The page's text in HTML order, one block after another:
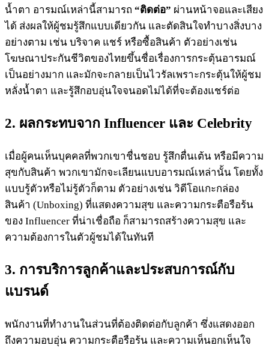
น้ำตา อารมณ์เหล่านี้สามารถ “ติดต่อ” ผ่านหน้าจอและเสียง
ได้ ส่งผลให้ผู้ชมรู้สึกแบบเดียวกัน และตัดสินใจทำบางสิ่งบาง
อย่างตาม เช่น บริจาค แชร์ หรือซื้อสินค้า ตัวอย่างเช่น
โฆษณาประกันชีวิตของไทยขึ้นชื่อเรื่องการกระตุ้นอารมณ์
เป็นอย่างมาก และมักจะกลายเป็นไวรัลเพราะกระตุ้นให้ผู้ชม
หลั่งน้ำตา และรู้สึกอบอุ่นใจจนอดไม่ได้ที่จะต้องแชร์ต่อ
2. ผลกระทบจาก Influencer และ Celebrity
เมื่อผู้คนเห็นบุคคลที่พวกเขาชื่นชอบ รู้สึกตื่นเต้น หรือมีความ
สุขกับสินค้า พวกเขามักจะเลียนแบบอารมณ์เหล่านั้น โดยทั้ง
แบบรู้ตัวหรือไม่รู้ตัวก็ตาม ตัวอย่างเช่น วิดีโอแกะกล่อง
สินค้า (Unboxing) ที่แสดงความสุข และความกระตือรือร้น
ของ Influencer ที่น่าเชื่อถือ ก็สามารถสร้างความสุข และ
ความต้องการในตัวผู้ชมได้ในทันที
3. การบริการลูกค้าและประสบการณ์กับ
แบรนด์
พนักงานที่ทำงานในส่วนที่ต้องติดต่อกับลูกค้า ซึ่งแสดงออก
ถึงความอบอุ่น ความกระตือรือร้น และความเห็นอกเห็นใจ